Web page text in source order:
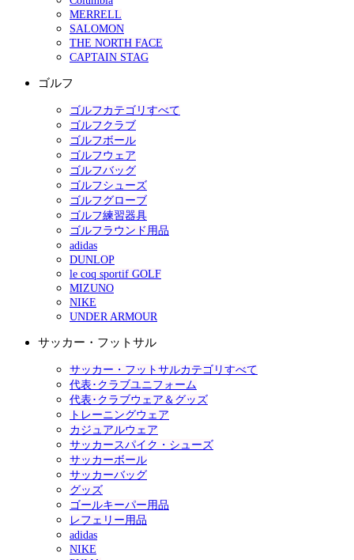
MERRELL
SALOMON
THE NORTH FACE
CAPTAIN STAG
ゴルフ
ゴルフカテゴリすべて
ゴルフクラブ
ゴルフボール
ゴルフウェア
ゴルフバッグ
ゴルフシューズ
ゴルフグローブ
ゴルフ練習器具
ゴルフラウンド用品
adidas
DUNLOP
le coq sportif GOLF
MIZUNO
NIKE
UNDER ARMOUR
サッカー・フットサル
サッカー・フットサルカテゴリすべて
代表･クラブユニフォーム
代表･クラブウェア＆グッズ
トレーニングウェア
カジュアルウェア
サッカースパイク・シューズ
サッカーボール
サッカーバッグ
グッズ
ゴールキーパー用品
レフェリー用品
adidas
NIKE